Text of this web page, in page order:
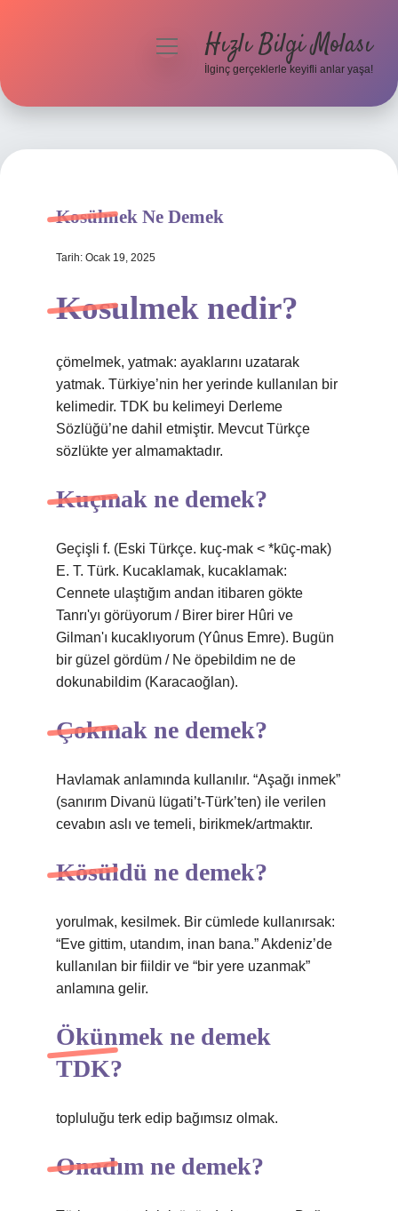
Hakkımızda
menüyüHızlı Bilgi Molası
İlginç gerçeklerle keyifli anlar yaşa!
Kosülmek Ne Demek
Tarih: Ocak 19, 2025
Kosulmek nedir?
çömelmek, yatmak: ayaklarını uzatarak
yatmak. Türkiye’nin her yerinde kullanılan bir
kelimedir. TDK bu kelimeyi Derleme
Sözlüğü’ne dahil etmiştir. Mevcut Türkçe
sözlükte yer almamaktadır.
Kuçmak ne demek?
Geçişli f. (Eski Türkçe. kuç-mak < *kūç-mak)
E. T. Türk. Kucaklamak, kucaklamak:
Cennete ulaştığım andan itibaren gökte
Tanrı'yı ​​görüyorum / Birer birer Hûri ve
Gilman'ı kucaklıyorum (Yûnus Emre). Bugün
bir güzel gördüm / Ne öpebildim ne de
dokunabildim (Karacaoğlan).
Çokmak ne demek?
Havlamak anlamında kullanılır. “Aşağı inmek”
(sanırım Divanü lügati’t-Türk’ten) ile verilen
cevabın aslı ve temeli, birikmek/artmaktır.
Kösüldü ne demek?
yorulmak, kesilmek. Bir cümlede kullanırsak:
“Eve gittim, utandım, inan bana.” Akdeniz’de
kullanılan bir fiildir ve “bir yere uzanmak”
anlamına gelir.
Ökünmek ne demek
TDK?
topluluğu terk edip bağımsız olmak.
Onadım ne demek?